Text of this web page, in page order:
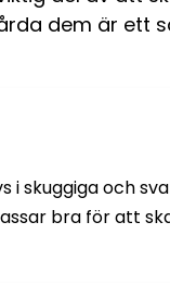
dem är ett
skuggiga och
bra för att